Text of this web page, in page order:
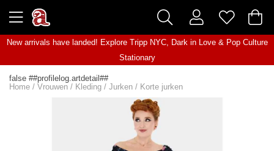
New arrivals have landed! Explore Tripp NYC, Dark in Love& Pop Culture
Stationary
false ##profilelog.artdetail##
Home / Vrouwen / Kleding / Jurken / Korte jurken